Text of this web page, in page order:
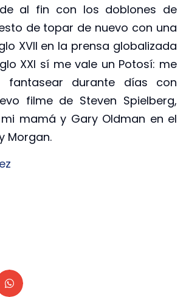
al fin con los doblones de
de topar de nuevo con una
XVII en la prensa globalizada
XXI sí me vale un Potosí: me
durante días con
filme de Steven Spielberg,
mamá y Gary Oldman en el
Morgan.